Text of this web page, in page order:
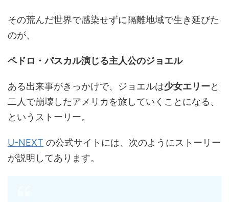
その荒んだ世界で感染せずに隔離地域で生き延びた
のが、
ペドロ・パスカル演じる主人公のジョエル
ある出来事がきっかけで、ジョエルは少女エリーと
二人で崩壊したアメリカを旅していくことになる、
というストーリー。
U-NEXT の公式サイトには、次のようにストーリー
が説明してあります。